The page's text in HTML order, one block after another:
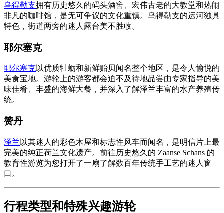
乌得勒支拥有历史悠久的码头酒窖、宏伟古老的大教堂和热闹
非凡的咖啡馆，是无可争议的文化重镇。乌得勒支的运河独具
特色，街道两旁的迷人露台美不胜收。
耶尔塞克
耶尔塞克以优质牡蛎和新鲜贻贝闻名整个地区，是令人愉悦的
美食宝地。游轮上的游客都会迫不及待地品尝由专家指导的美
味佳肴、丰盛的海鲜大餐，并深入了解泽兰丰富的水产养殖传
统。
赞丹
泽兰 以其迷人的彩色木屋和标志性风车而闻名，是明信片上最
完美的纯正荷兰文化遗产。前往历史悠久的 Zaanse Schans 的
教育性游览为您打开了一扇了解数百年传统手工艺的迷人窗
口。
行程类型和特殊兴趣游轮